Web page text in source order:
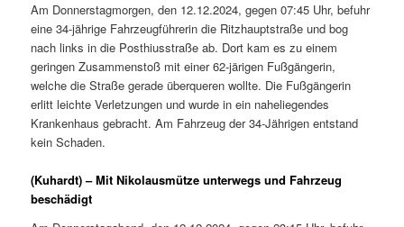
Am Donnerstagmorgen, den 12.12.2024, gegen 07:45 Uhr, befuhr
eine 34-jährige Fahrzeugführerin die Ritzhauptstraße und bog
nach links in die Posthiusstraße ab. Dort kam es zu einem
geringen Zusammenstoß mit einer 62-järigen Fußgängerin,
welche die Straße gerade überqueren wollte. Die Fußgängerin
erlitt leichte Verletzungen und wurde in ein naheliegendes
Krankenhaus gebracht. Am Fahrzeug der 34-Jährigen entstand
kein Schaden.
(Kuhardt) – Mit Nikolausmütze unterwegs und Fahrzeug
beschädigt